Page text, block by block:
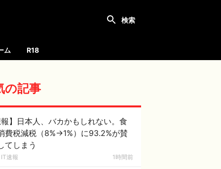
ム R18
の記事
】日本人、バカかもしれない。食
費税減税（8%→1%）に93.2%が賛
てしまう
IT速報 1時間前